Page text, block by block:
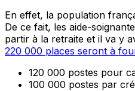
En effet, la population
De ce fait, les aide-
partir à la retraite et il va y
220 000 places seront à
120 000 postes pour
100 000 postes par